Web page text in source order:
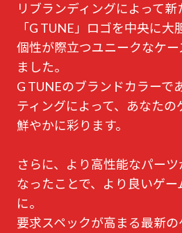
リブランディングによって
「G TUNE」ロゴを中央に大
個性が際立つユニークなケ
ました。
G TUNEのブランドカラーで
ティングによって、あなたの
鮮やかに彩ります。
さらに、より高性能なパー
なったことで、より良いゲ
に。
要求スペックが高まる最新の